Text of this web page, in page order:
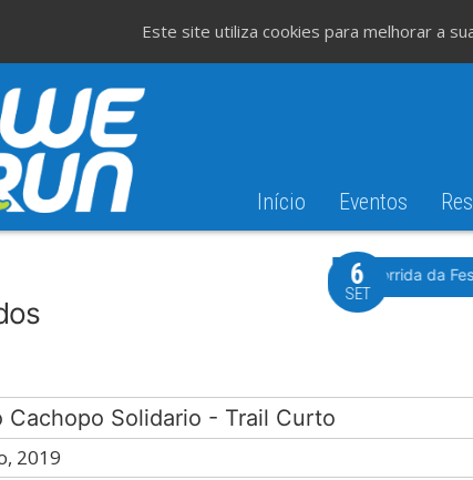
Início Eventos
37ª Corrida da
6
SET
Cachopo Solidario - Trail Curto
2019
Este site utiliza cookies para melhorar a